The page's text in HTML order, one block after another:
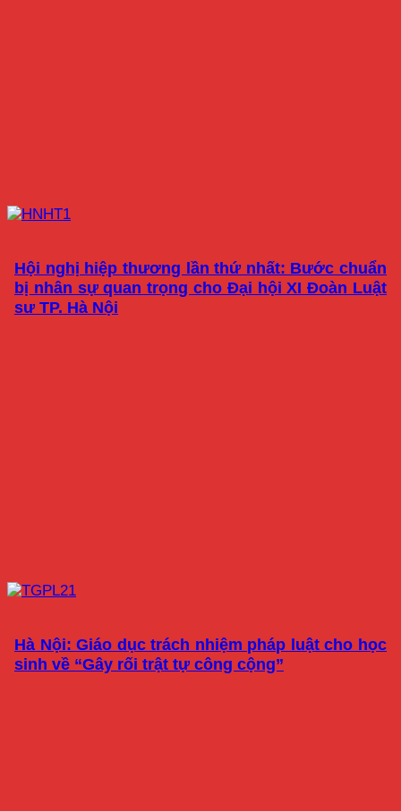
Hội nghị hiệp thương lần thứ nhất: Bước chuẩn
bị nhân sự quan trọng cho Đại hội XI Đoàn Luật
sư TP. Hà Nội
Hà Nội: Giáo dục trách nhiệm pháp luật cho học
sinh về “Gây rối trật tự công cộng”